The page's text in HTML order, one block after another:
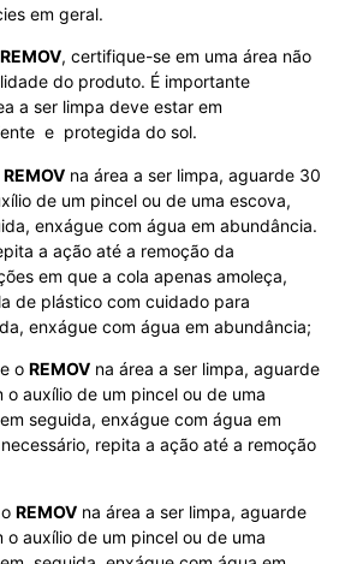
em geral.
REMOV, certifique-se em uma área não
do produto. É importante
a ser limpa deve estar em
e protegida do sol.
REMOV na área a ser limpa, aguarde 30
de um pincel ou de uma escova,
enxágue com água em abundância.
a ação até a remoção da
em que a cola apenas amoleça,
de plástico com cuidado para
enxágue com água em abundância;
o REMOV na área a ser limpa, aguarde
o auxílio de um pincel ou de uma
seguida, enxágue com água em
repita a ação até a remoção
REMOV na área a ser limpa, aguarde
o auxílio de um pincel ou de uma